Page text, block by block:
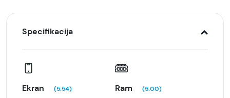
Specifikacija
Ekran (5.54) Ram (5.00)